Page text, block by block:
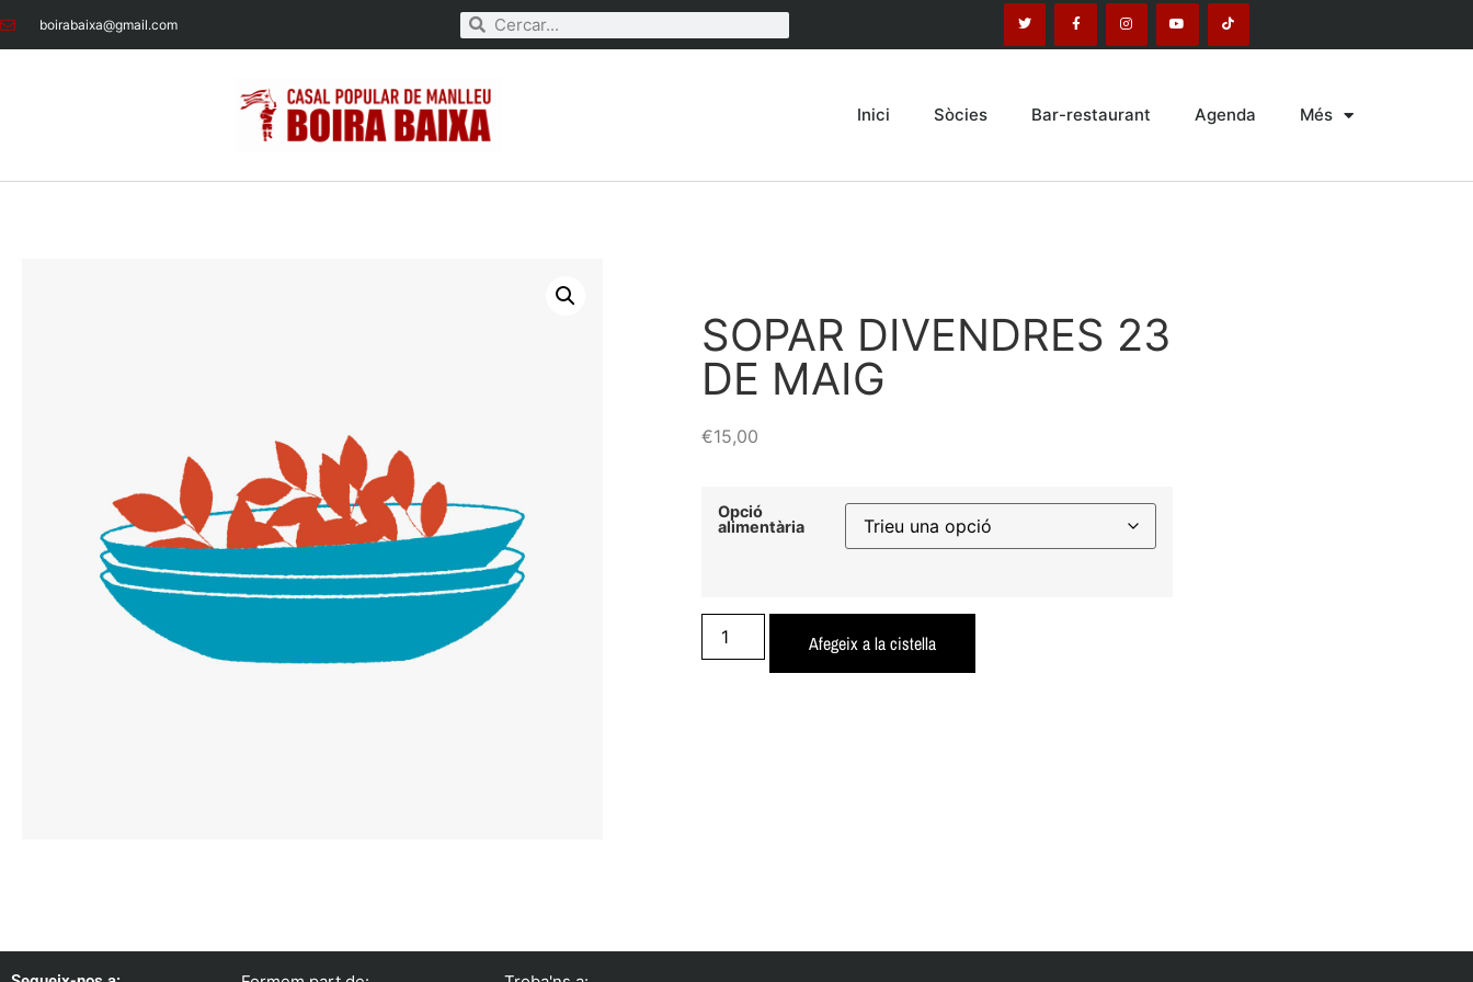
boirabaixa@gmail.com
Inici Sòcies Bar-restaurant Agenda Més
SOPAR DIVENDRES 23
DE MAIG
€15,00
Opció
alimentària
Afegeix a la cistella